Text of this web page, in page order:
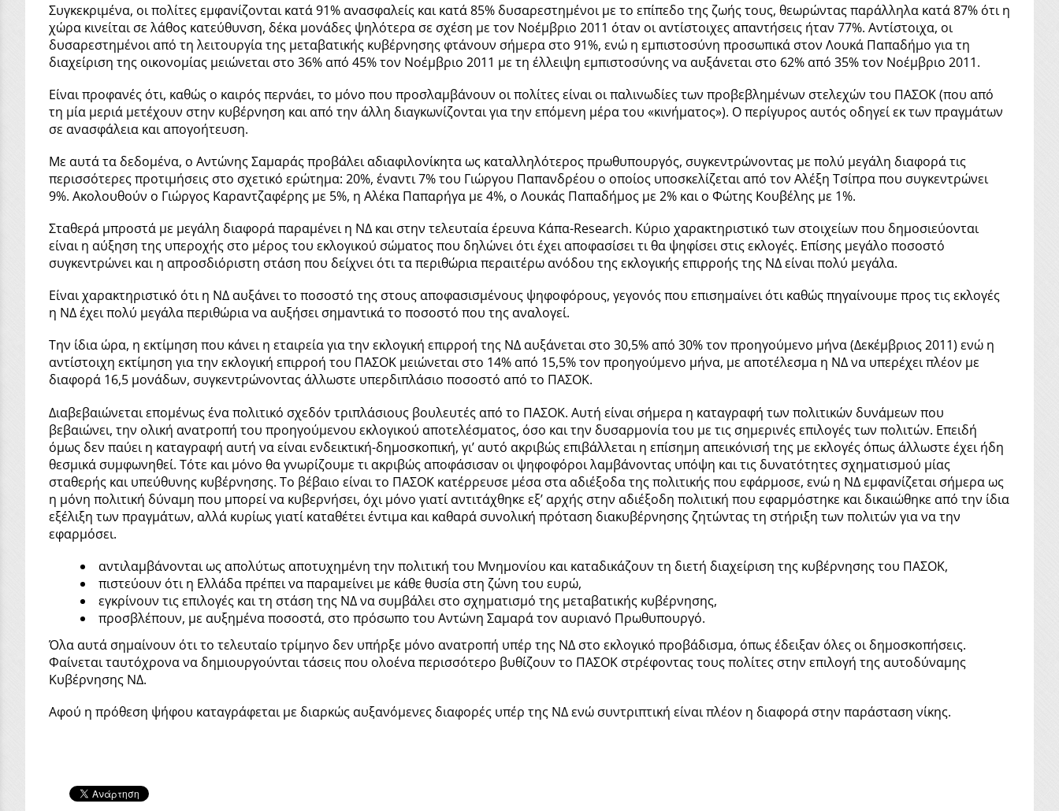
Συγκεκριμένα, οι πολίτες εμφανίζονται κατά 91% ανασφαλείς και κατά 85% δυσαρεστημένοι με το επίπεδο της ζωής τους, θεωρώντας παράλληλα κατά 87% ότι η
χώρα κινείται σε λάθος κατεύθυνση, δέκα μονάδες ψηλότερα σε σχέση με τον Νοέμβριο 2011 όταν οι αντίστοιχες απαντήσεις ήταν 77%. Αντίστοιχα, οι
δυσαρεστημένοι από τη λειτουργία της μεταβατικής κυβέρνησης φτάνουν σήμερα στο 91%, ενώ η εμπιστοσύνη προσωπικά στον Λουκά Παπαδήμο για τη
διαχείριση της οικονομίας μειώνεται στο 36% από 45% τον Νοέμβριο 2011 με τη έλλειψη εμπιστοσύνης να αυξάνεται στο 62% από 35% τον Νοέμβριο 2011.
Είναι προφανές ότι, καθώς ο καιρός περνάει, το μόνο που προσλαμβάνουν οι πολίτες είναι οι παλινωδίες των προβεβλημένων στελεχών του ΠΑΣΟΚ (που από
τη μία μεριά μετέχουν στην κυβέρνηση και από την άλλη διαγκωνίζονται για την επόμενη μέρα του «κινήματος»). Ο περίγυρος αυτός οδηγεί εκ των πραγμάτων
σε ανασφάλεια και απογοήτευση.
Με αυτά τα δεδομένα, ο Αντώνης Σαμαράς προβάλει αδιαφιλονίκητα ως καταλληλότερος πρωθυπουργός, συγκεντρώνοντας με πολύ μεγάλη διαφορά τις
περισσότερες προτιμήσεις στο σχετικό ερώτημα: 20%, έναντι 7% του Γιώργου Παπανδρέου ο οποίος υποσκελίζεται από τον Αλέξη Τσίπρα που συγκεντρώνει
9%. Ακολουθούν ο Γιώργος Καραντζαφέρης με 5%, η Αλέκα Παπαρήγα με 4%, ο Λουκάς Παπαδήμος με 2% και ο Φώτης Κουβέλης με 1%.
Σταθερά μπροστά με μεγάλη διαφορά παραμένει η ΝΔ και στην τελευταία έρευνα Κάπα-Research. Κύριο χαρακτηριστικό των στοιχείων που δημοσιεύονται
είναι η αύξηση της υπεροχής στο μέρος του εκλογικού σώματος που δηλώνει ότι έχει αποφασίσει τι θα ψηφίσει στις εκλογές. Επίσης μεγάλο ποσοστό
συγκεντρώνει και η απροσδιόριστη στάση που δείχνει ότι τα περιθώρια περαιτέρω ανόδου της εκλογικής επιρροής της ΝΔ είναι πολύ μεγάλα.
Είναι χαρακτηριστικό ότι η ΝΔ αυξάνει το ποσοστό της στους αποφασισμένους ψηφοφόρους, γεγονός που επισημαίνει ότι καθώς πηγαίνουμε προς τις εκλογές
η ΝΔ έχει πολύ μεγάλα περιθώρια να αυξήσει σημαντικά το ποσοστό που της αναλογεί.
Την ίδια ώρα, η εκτίμηση που κάνει η εταιρεία για την εκλογική επιρροή της ΝΔ αυξάνεται στο 30,5% από 30% τον προηγούμενο μήνα (Δεκέμβριος 2011) ενώ η
αντίστοιχη εκτίμηση για την εκλογική επιρροή του ΠΑΣΟΚ μειώνεται στο 14% από 15,5% τον προηγούμενο μήνα, με αποτέλεσμα η ΝΔ να υπερέχει πλέον με
διαφορά 16,5 μονάδων, συγκεντρώνοντας άλλωστε υπερδιπλάσιο ποσοστό από το ΠΑΣΟΚ.
Διαβεβαιώνεται επομένως ένα πολιτικό σχεδόν τριπλάσιους βουλευτές από το ΠΑΣΟΚ. Αυτή είναι σήμερα η καταγραφή των πολιτικών δυνάμεων που
βεβαιώνει, την ολική ανατροπή του προηγούμενου εκλογικού αποτελέσματος, όσο και την δυσαρμονία του με τις σημερινές επιλογές των πολιτών. Επειδή
όμως δεν παύει η καταγραφή αυτή να είναι ενδεικτική-δημοσκοπική, γι’ αυτό ακριβώς επιβάλλεται η επίσημη απεικόνισή της με εκλογές όπως άλλωστε έχει ήδη
θεσμικά συμφωνηθεί. Τότε και μόνο θα γνωρίζουμε τι ακριβώς αποφάσισαν οι ψηφοφόροι λαμβάνοντας υπόψη και τις δυνατότητες σχηματισμού μίας
σταθερής και υπεύθυνης κυβέρνησης. Το βέβαιο είναι το ΠΑΣΟΚ κατέρρευσε μέσα στα αδιέξοδα της πολιτικής που εφάρμοσε, ενώ η ΝΔ εμφανίζεται σήμερα ως
η μόνη πολιτική δύναμη που μπορεί να κυβερνήσει, όχι μόνο γιατί αντιτάχθηκε εξ’ αρχής στην αδιέξοδη πολιτική που εφαρμόστηκε και δικαιώθηκε από την ίδια
εξέλιξη των πραγμάτων, αλλά κυρίως γιατί καταθέτει έντιμα και καθαρά συνολική πρόταση διακυβέρνησης ζητώντας τη στήριξη των πολιτών για να την
εφαρμόσει.
αντιλαμβάνονται ως απολύτως αποτυχημένη την πολιτική του Μνημονίου και καταδικάζουν τη διετή διαχείριση της κυβέρνησης του ΠΑΣΟΚ,
πιστεύουν ότι η Ελλάδα πρέπει να παραμείνει με κάθε θυσία στη ζώνη του ευρώ,
εγκρίνουν τις επιλογές και τη στάση της ΝΔ να συμβάλει στο σχηματισμό της μεταβατικής κυβέρνησης,
προσβλέπουν, με αυξημένα ποσοστά, στο πρόσωπο του Αντώνη Σαμαρά τον αυριανό Πρωθυπουργό.
Όλα αυτά σημαίνουν ότι το τελευταίο τρίμηνο δεν υπήρξε μόνο ανατροπή υπέρ της ΝΔ στο εκλογικό προβάδισμα, όπως έδειξαν όλες οι δημοσκοπήσεις.
Φαίνεται ταυτόχρονα να δημιουργούνται τάσεις που ολοένα περισσότερο βυθίζουν το ΠΑΣΟΚ στρέφοντας τους πολίτες στην επιλογή της αυτοδύναμης
Κυβέρνησης ΝΔ.
Αφού η πρόθεση ψήφου καταγράφεται με διαρκώς αυξανόμενες διαφορές υπέρ της ΝΔ ενώ συντριπτική είναι πλέον η διαφορά στην παράσταση νίκης.